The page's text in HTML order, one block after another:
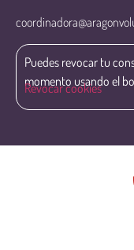
Puedes revocar tu
momento usando el
Revocar cookies